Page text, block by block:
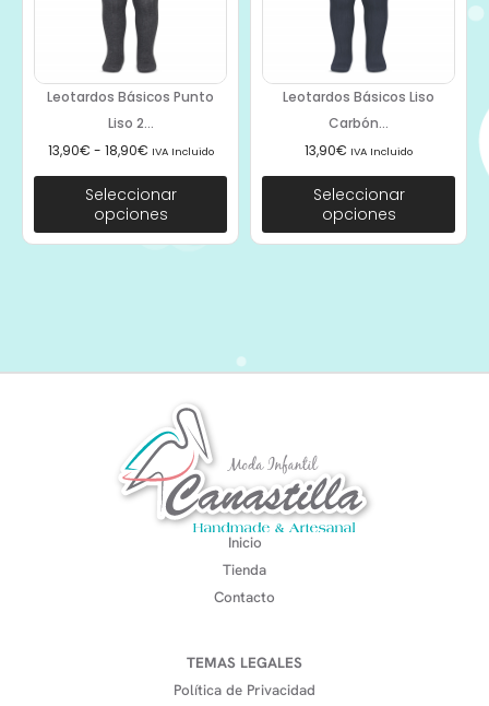
Leotardos Básicos Punto
Liso 2...
13,90€ - 18,90€ IVA Incluido
Seleccionar
opciones
Leotardos Básicos Liso
Carbón...
13,90€ IVA Incluido
Seleccionar
opciones
Inicio
Tienda
Contacto
TEMAS LEGALES
Política de Privacidad